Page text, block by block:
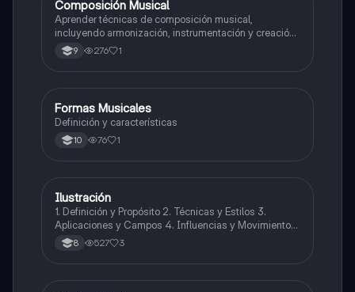
Artes
Composición Musical
Aprender técnicas de composición musical,
incluyendo armonización, instrumentación y creación
de melodías y arreglos.
9 276 1
Música
Formas Musicales
Definición y características
10 76 1
Artes
Ilustración
1. Definición y Propósito 2. Técnicas y Estilos 3.
Aplicaciones y Campos 4. Influencias y Movimientos
Artísticos 5. Ética en la Ilustración 6. Desarrollo
Profesional y Educativo 7. Ejemplos y Referencias
8 527 3